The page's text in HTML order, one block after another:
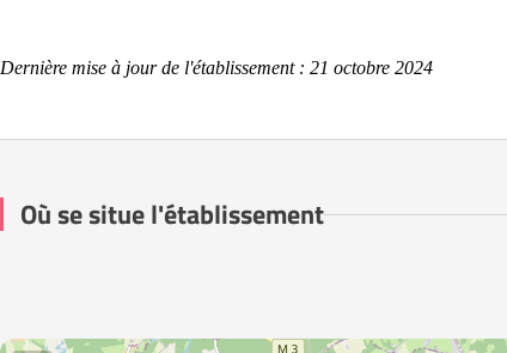
Dernière mise à jour de l'établissement : 21 octobre 2024
Où se situe l'établissement